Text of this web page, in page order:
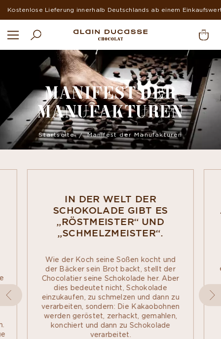
Kostenlose Lieferung innerhalb Deutschlands ab einem
MANIFEST DER
MANUFAKTUREN
Startseite Manifest der Manufakturen
IN DER WELT DER
SCHOKOLADE GIBT ES
„RÖSTMEISTER“ UND
„SCHMELZMEISTER“.
Wie der Koch seine Soßen kocht und
der Bäcker sein Brot backt, stellt der
Chocolatier seine Schokolade her. Aber
dies bedeutet nicht, Schokolade
einzukaufen, zu schmelzen und dann zu
verarbeiten, sondern: Die Kakaobohnen
werden geröstet, zerhackt, gemahlen,
konchiert und dann zu Schokolade
verarbeitet.